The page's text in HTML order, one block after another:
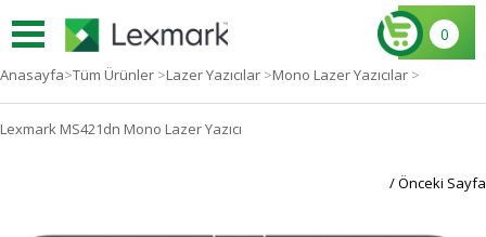
0
Anasayfa>Tüm Ürünler >Lazer Yazıcılar >Mono Lazer Yazıcılar >
Lexmark MS421dn Mono Lazer Yazıcı
/ Önceki Sayfa